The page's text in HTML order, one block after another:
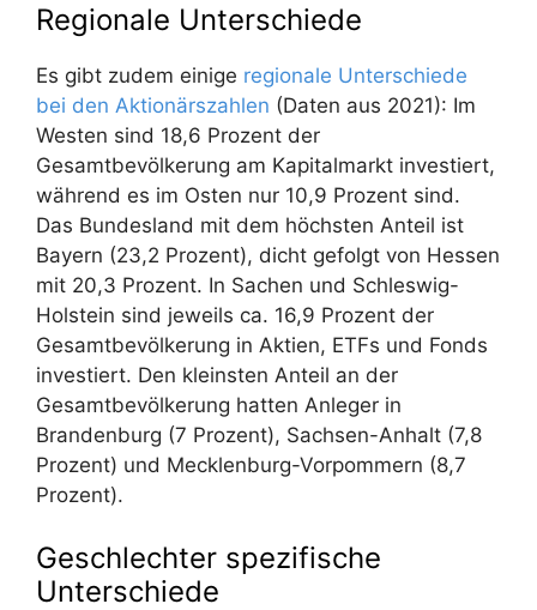
Regionale Unterschiede
Es gibt zudem einige regionale Unterschiede
bei den Aktionärszahlen (Daten aus 2021): Im
Westen sind 18,6 Prozent der
Gesamtbevölkerung am Kapitalmarkt investiert,
während es im Osten nur 10,9 Prozent sind.
Das Bundesland mit dem höchsten Anteil ist
Bayern (23,2 Prozent), dicht gefolgt von Hessen
mit 20,3 Prozent. In Sachen und Schleswig-
Holstein sind jeweils ca. 16,9 Prozent der
Gesamtbevölkerung in Aktien, ETFs und Fonds
investiert. Den kleinsten Anteil an der
Gesamtbevölkerung hatten Anleger in
Brandenburg (7 Prozent), Sachsen-Anhalt (7,8
Prozent) und Mecklenburg-Vorpommern (8,7
Prozent).
Geschlechter spezifische
Unterschiede